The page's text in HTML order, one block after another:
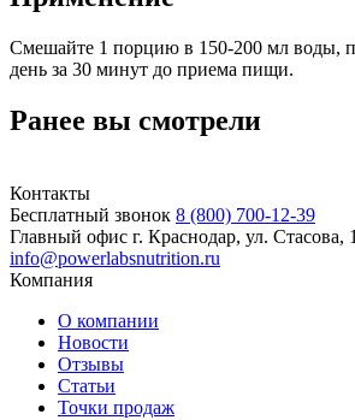
Смешайте 1 порцию в 150-200 мл воды,
день за 30 минут до приема пищи.
Ранее вы смотрели
Контакты
Бесплатный звонок 8 (800) 700-12-39
Главный офис г. Краснодар, ул. Стасова,
info@powerlabsnutrition.ru
Компания
О компании
Новости
Отзывы
Статьи
Точки продаж